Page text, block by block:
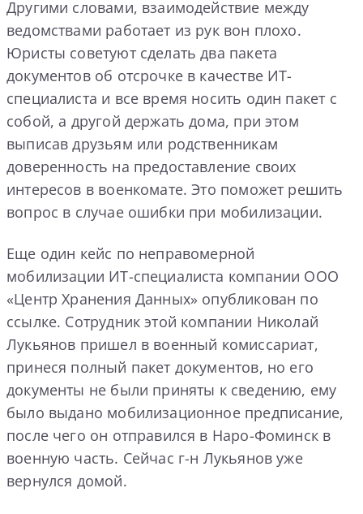
Другими словами, взаимодействие между
ведомствами работает из рук вон плохо.
Юристы советуют сделать два пакета
документов об отсрочке в качестве ИТ-
специалиста и все время носить один пакет с
собой, а другой держать дома, при этом
выписав друзьям или родственникам
доверенность на предоставление своих
интересов в военкомате. Это поможет решить
вопрос в случае ошибки при мобилизации.
Еще один кейс по неправомерной
мобилизации ИТ-специалиста компании ООО
«Центр Хранения Данных» опубликован по
ссылке. Сотрудник этой компании Николай
Лукьянов пришел в военный комиссариат,
принеся полный пакет документов, но его
документы не были приняты к сведению, ему
было выдано мобилизационное предписание,
после чего он отправился в Наро-Фоминск в
военную часть. Сейчас г-н Лукьянов уже
вернулся домой.